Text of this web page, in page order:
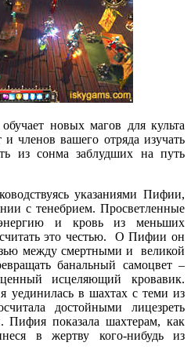
новых магов для культа
членов вашего отряда изучать
из сонма заблудших на путь
указаниями Пифии,
с тенебрием. Просветленные
и кровь из меньших
это честью. О Пифии он
между смертными и великой
банальный самоцвет –
исцеляющий кровавик.
уединилась в шахтах с теми из
достойными лицезреть
Пифия показала шахтерам, как
в жертву кого-нибудь из